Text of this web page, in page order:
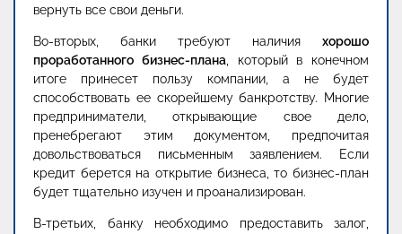
вернуть все свои деньги.
Во-вторых, банки требуют наличия хорошо
проработанного бизнес-плана, который в конечном
итоге принесет пользу компании, а не будет
способствовать ее скорейшему банкротству. Многие
предприниматели, открывающие свое дело,
пренебрегают этим документом, предпочитая
довольствоваться письменным заявлением. Если
кредит берется на открытие бизнеса, то бизнес-план
будет тщательно изучен и проанализирован.
В-третьих, банку необходимо предоставить залог,